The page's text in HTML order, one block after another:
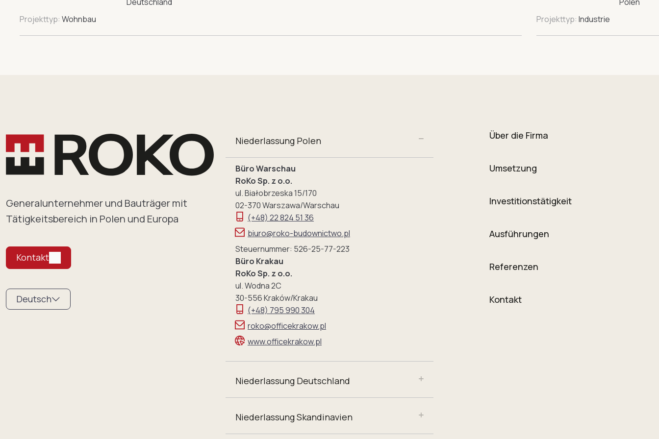
Projekttyp: Wohnbau Projekttyp: Industrie
Generalunternehmer und Bauträger mit
Tätigkeitsbereich in Polen und Europa
Kontakt
Deutsch
Niederlassung Polen
Büro Warschau
RoKo Sp. z o.o.
ul. Białobrzeska 15/170
02-370 Warszawa/Warschau
(+48) 22 824 51 36
biuro@roko-budownictwo.pl
Steuernummer: 526-25-77-223
Büro Krakau
RoKo Sp. z o.o.
ul. Wodna 2C
30-556 Kraków/Krakau
(+48) 795 990 304
roko@officekrakow.pl
www.officekrakow.pl
Niederlassung Deutschland
Niederlassung Skandinavien
Über die Firma
Umsetzung
Investitionstätigkeit
Ausführungen
Referenzen
Kontakt